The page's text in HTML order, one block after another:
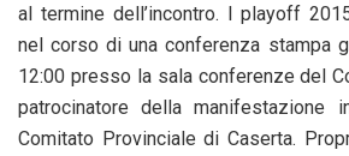
al termine dell’incontro. I playoff
nel corso di una conferenza stampa
12:00 presso la sala conferenze del
patrocinatore della manifestazione
Comitato Provinciale di Caserta.